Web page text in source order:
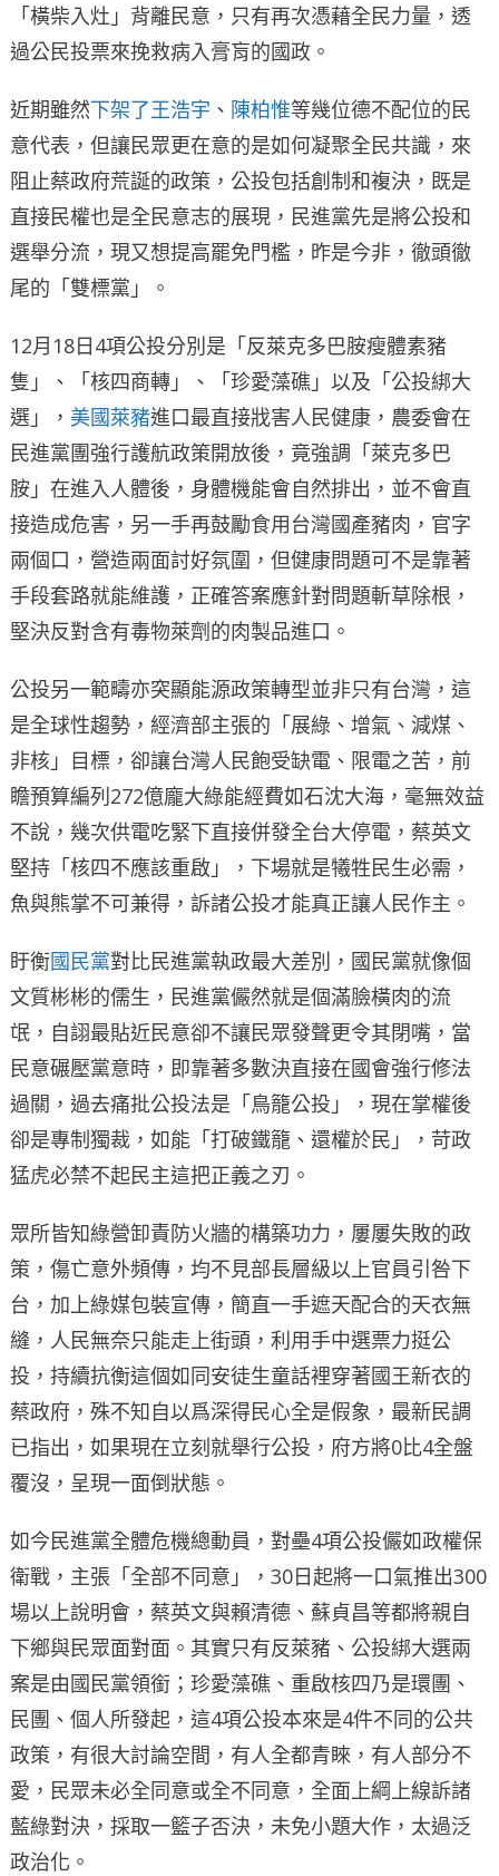
「橫柴入灶」背離民意，只有再次憑藉全民力量，透
過公民投票來挽救病入膏肓的國政。
近期雖然下架了王浩宇 、 陳柏惟等幾位德不配位的民
意代表，但讓民眾更在意的是如何凝聚全民共識，來
阻止蔡政府荒誕的政策，公投包括創制和複決，既是
直接民權也是全民意志的展現，民進黨先是將公投和
選舉分流，現又想提高罷免門檻，昨是今非，徹頭徹
尾的「雙標黨」。
12月18日4項公投分別是「反萊克多巴胺瘦體素豬
隻」、「核四商轉」、「珍愛藻礁」以及「公投綁大
選」， 美國萊豬進口最直接戕害人民健康，農委會在
民進黨團強行護航政策開放後，竟強調「萊克多巴
胺」在進入人體後，身體機能會自然排出，並不會直
接造成危害，另一手再鼓勵食用台灣國產豬肉，官字
兩個口，營造兩面討好氛圍，但健康問題可不是靠著
手段套路就能維護，正確答案應針對問題斬草除根，
堅決反對含有毒物萊劑的肉製品進口。
公投另一範疇亦突顯能源政策轉型並非只有台灣，這
是全球性趨勢，經濟部主張的「展綠、增氣、減煤、
非核」目標，卻讓台灣人民飽受缺電、限電之苦，前
瞻預算編列272億龐大綠能經費如石沈大海，毫無效益
不說，幾次供電吃緊下直接併發全台大停電，蔡英文
堅持「核四不應該重啟」，下場就是犧牲民生必需，
魚與熊掌不可兼得，訴諸公投才能真正讓人民作主。
盱衡國民黨對比民進黨執政最大差別，國民黨就像個
文質彬彬的儒生，民進黨儼然就是個滿臉橫肉的流
氓，自詡最貼近民意卻不讓民眾發聲更令其閉嘴，當
民意碾壓黨意時，即靠著多數決直接在國會強行修法
過關，過去痛批公投法是「鳥籠公投」，現在掌權後
卻是專制獨裁，如能「打破鐵籠、還權於民」，苛政
猛虎必禁不起民主這把正義之刃。
眾所皆知綠營卸責防火牆的構築功力，屢屢失敗的政
策，傷亡意外頻傳，均不見部長層級以上官員引咎下
台，加上綠媒包裝宣傳，簡直一手遮天配合的天衣無
縫，人民無奈只能走上街頭，利用手中選票力挺公
投，持續抗衡這個如同安徒生童話裡穿著國王新衣的
蔡政府，殊不知自以爲深得民心全是假象，最新民調
已指出，如果現在立刻就舉行公投，府方將0比4全盤
覆沒，呈現一面倒狀態。
如今民進黨全體危機總動員，對壘4項公投儼如政權保
衛戰，主張「全部不同意」，30日起將一口氣推出300
場以上說明會，蔡英文與賴清德、蘇貞昌等都將親自
下鄉與民眾面對面。其實只有反萊豬、公投綁大選兩
案是由國民黨領銜；珍愛藻礁、重啟核四乃是環團、
民團、個人所發起，這4項公投本來是4件不同的公共
政策，有很大討論空間，有人全都青睞，有人部分不
愛，民眾未必全同意或全不同意，全面上綱上線訴諸
藍綠對決，採取一籃子否決，未免小題大作，太過泛
政治化。